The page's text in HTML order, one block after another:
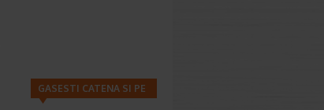
GASESTI CATENA SI PE